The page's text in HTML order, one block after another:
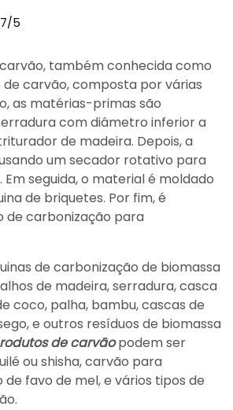
5
também conhecida como
de carvão, composta por várias
as matérias-primas são
com diâmetro inferior a
de madeira. Depois, a
um secador rotativo para
Em seguida, o material é moldado
de briquetes. Por fim, é
de carbonização para
de carbonização de biomassa
de madeira, serradura, casca
coco, palha, bambu, cascas de
e outros resíduos de biomassa
de carvãopodem ser
ou shisha, carvão para
favo de mel, e vários tipos de